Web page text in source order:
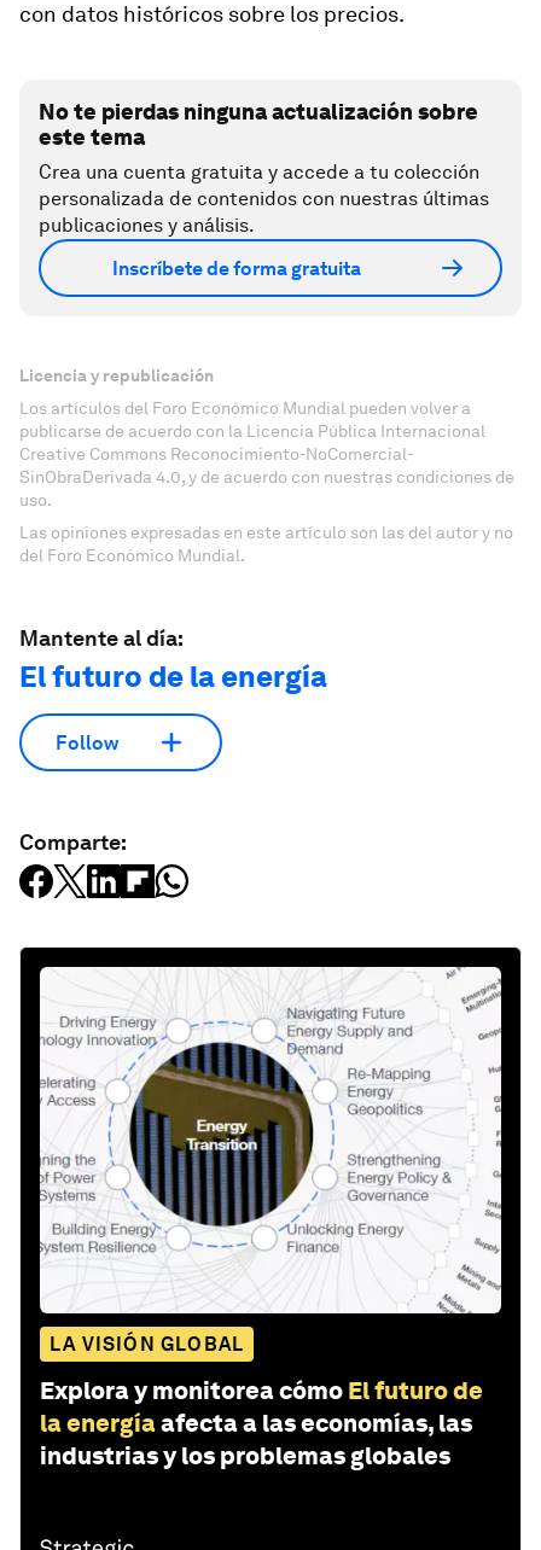
con datos históricos sobre los precios.
No te pierdas ninguna actualización sobre
este tema
Crea una cuenta gratuita y accede a tu colección
personalizada de contenidos con nuestras últimas
publicaciones y análisis.
Inscríbete de forma gratuita
Licencia y republicación
Los artículos del Foro Económico Mundial pueden volver a
publicarse de acuerdo con la Licencia Pública Internacional
Creative Commons Reconocimiento-NoComercial-
SinObraDerivada 4.0, y de acuerdo con nuestras condiciones de
uso.
Las opiniones expresadas en este artículo son las del autor y no
del Foro Económico Mundial.
Mantente al día:
El futuro de la energía
Follow
Comparte:
LA VISIÓN GLOBAL
Explora y monitorea cómo El futuro de
la energíaafecta a las economías, las
industrias y los problemas globales